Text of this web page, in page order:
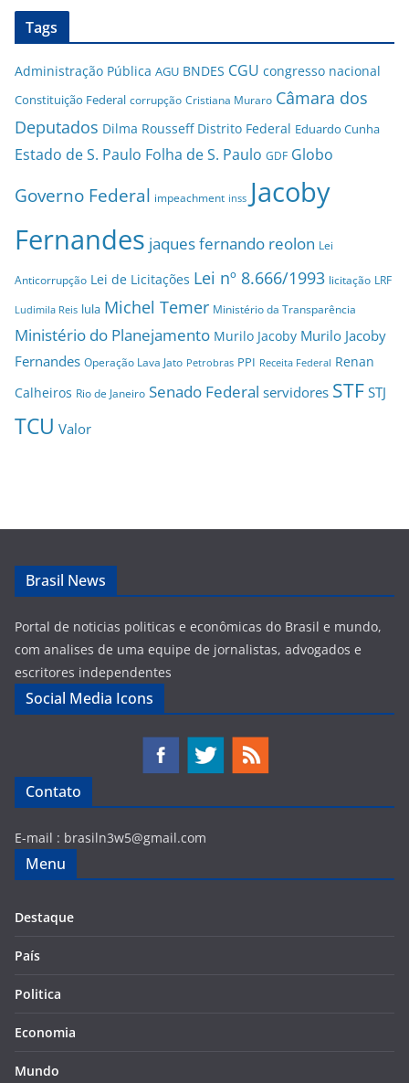
Tags
Administração Pública AGU BNDES CGU congresso nacional
Constituição Federal corrupção Cristiana Muraro Câmara dos
Deputados Dilma Rousseff Distrito Federal Eduardo Cunha
Estado de S. Paulo Folha de S. Paulo GDF Globo
Governo Federal impeachment inss Jacoby
Fernandes jaques fernando reolon Lei
Anticorrupção Lei de Licitações Lei nº 8.666/1993 licitação LRF
Ludimila Reis lula Michel Temer Ministério da Transparência
Ministério do Planejamento Murilo Jacoby Murilo Jacoby
Fernandes Operação Lava Jato Petrobras PPI Receita Federal Renan
Calheiros Rio de Janeiro Senado Federal servidores STF STJ
TCU Valor
Brasil News
Portal de noticias politicas e econômicas do Brasil e mundo,
com analises de uma equipe de jornalistas, advogados e
escritores independentes
Social Media Icons
Contato
E-mail : brasiln3w5@gmail.com
Menu
Destaque
País
Politica
Economia
Mundo